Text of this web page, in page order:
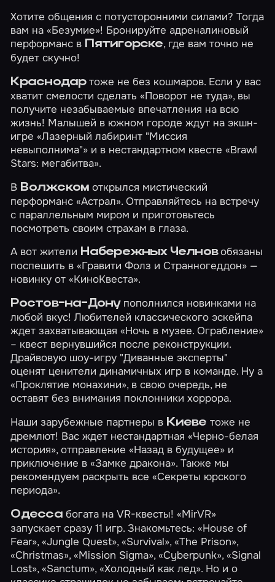
Хотите общения с потусторонними силами? Тогда
вам на«Безумие»! Бронируйте адреналиновый
перформанс в Пятигорске, где вам точно не
будет скучно!
Краснодартоже не без кошмаров. Если у вас
хватит смелости сделать«Поворот не туда», вы
получите незабываемые впечатления на всю
жизнь! Малышей в южном городе ждут на экшн-
игре«Лазерный лабиринт "Миссия
невыполнима"» и в нестандартном квесте«Brawl
Stars: мегабитва».
В Волжском открылся мистический
перформанс«Астрал». Отправляйтесь на встречу
с параллельным миром и приготовьтесь
посмотреть своим страхам в глаза.
А вот жители Набережных Челновобязаны
поспешить в«Гравити Фолз и Странногеддон» —
новинку от «КиноКвеста».
Ростов-на-Донупополнился новинками на
любой вкус! Любителей классического эскейпа
ждет захватывающая«Ночь в музее. Ограбление»
– квест вернувшийся после реконструкции.
Драйвовую шоу-игру "Диванные эксперты"
оценят ценители динамичных игр в команде. Ну а
«Проклятие монахини», в свою очередь, не
оставят без внимания поклонники хоррора.
Наши зарубежные партнеры в Киеве тоже не
дремлют! Вас ждет нестандартная«Черно-белая
история», отправление«Назад в будущее» и
приключение в«Замке дракона». Также мы
рекомендуем раскрыть все«Секреты юрского
периода».
Одессабогата на VR-квесты! «MirVR»
запускает сразу 11 игр. Знакомьтесь:«House of
Fear»,«Jungle Quest»,«Survival»,«The Prison»,
«Christmas»,«Mission Sigma»,«Cyberpunk»,«Signal
Lost»,«Sanctum»,«Холодный как лед». Но и о